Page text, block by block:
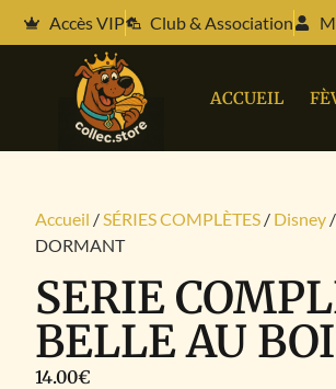
Accès VIP Club & Association
ACCUEIL
Accueil /SÉRIES COMPLÈTES / Disney
DORMANT
SERIE
BELLE AU
14.00€